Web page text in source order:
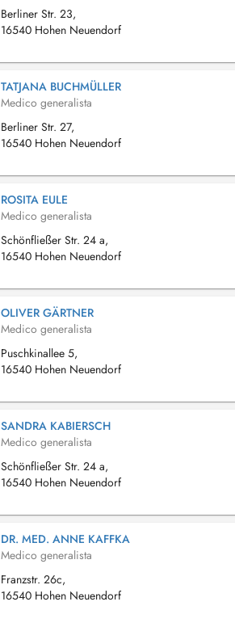
Berliner Str. 23,
16540 Hohen Neuendorf
TATJANA BUCHMÜLLER
Medico generalista
Berliner Str. 27,
16540 Hohen Neuendorf
ROSITA EULE
Medico generalista
Schönfließer Str. 24 a,
16540 Hohen Neuendorf
OLIVER GÄRTNER
Medico generalista
Puschkinallee 5,
16540 Hohen Neuendorf
SANDRA KABIERSCH
Medico generalista
Schönfließer Str. 24 a,
16540 Hohen Neuendorf
DR. MED. ANNE KAFFKA
Medico generalista
Franzstr. 26c,
16540 Hohen Neuendorf